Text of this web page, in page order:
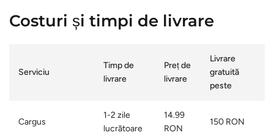
Costuri și timpi de livrare
Serviciu
Timp de
livrare
Preț de
livrare
Livrare
gratuită
peste
Cargus
1-2 zile
lucrătoare
14.99
RON
150 RON